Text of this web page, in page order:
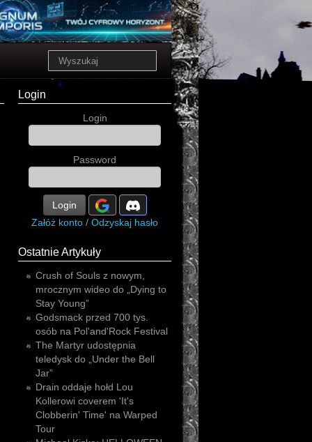
Login
Login
Password
Login
Załóż konto / Odzyskaj hasło
Ostatnie Artykuły
Crush of Souls z nowym,
mrocznym wideo do „Dying to
Stay Young”
Godsmack przed 700 tys.
osób na Pol'and'Rock Festival
The Martyr udostępnia
teledysk do „Under the Bell
Jar”
Drain oddaje hołd Lou
Kollerowi coverem 'It's
Clobberin' Time' na Warped
Tour